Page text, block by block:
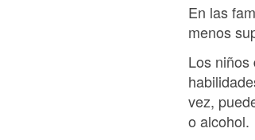
En las
menos
Los
vez,
o alcohol.